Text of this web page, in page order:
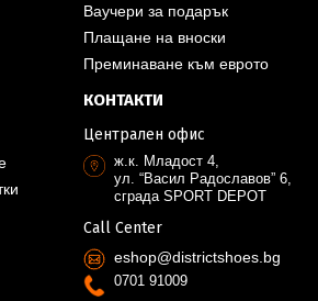
Ваучери за подарък
Плащане на вноски
Преминаване към еврото
КОНТАКТИ
Централен офис
ж.к. Младост 4,
ул. “Васил Радославов” 6,
сграда SPORT DEPOT
Call Center
eshop@districtshoes.bg
0701 91009